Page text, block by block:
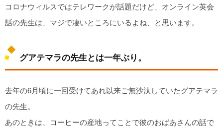
コロナウィルスではテレワークが話題だけど、オンライン英会
話の先生は、マジで凄いところにいるよね、と思います。
グアテマラの先生とは一年ぶり。
去年の6月頃に一回受けてあれ以来ご無沙汰していたグアテマラ
の先生。
あのときは、コーヒーの産地ってことで彼のおばあさんの話で